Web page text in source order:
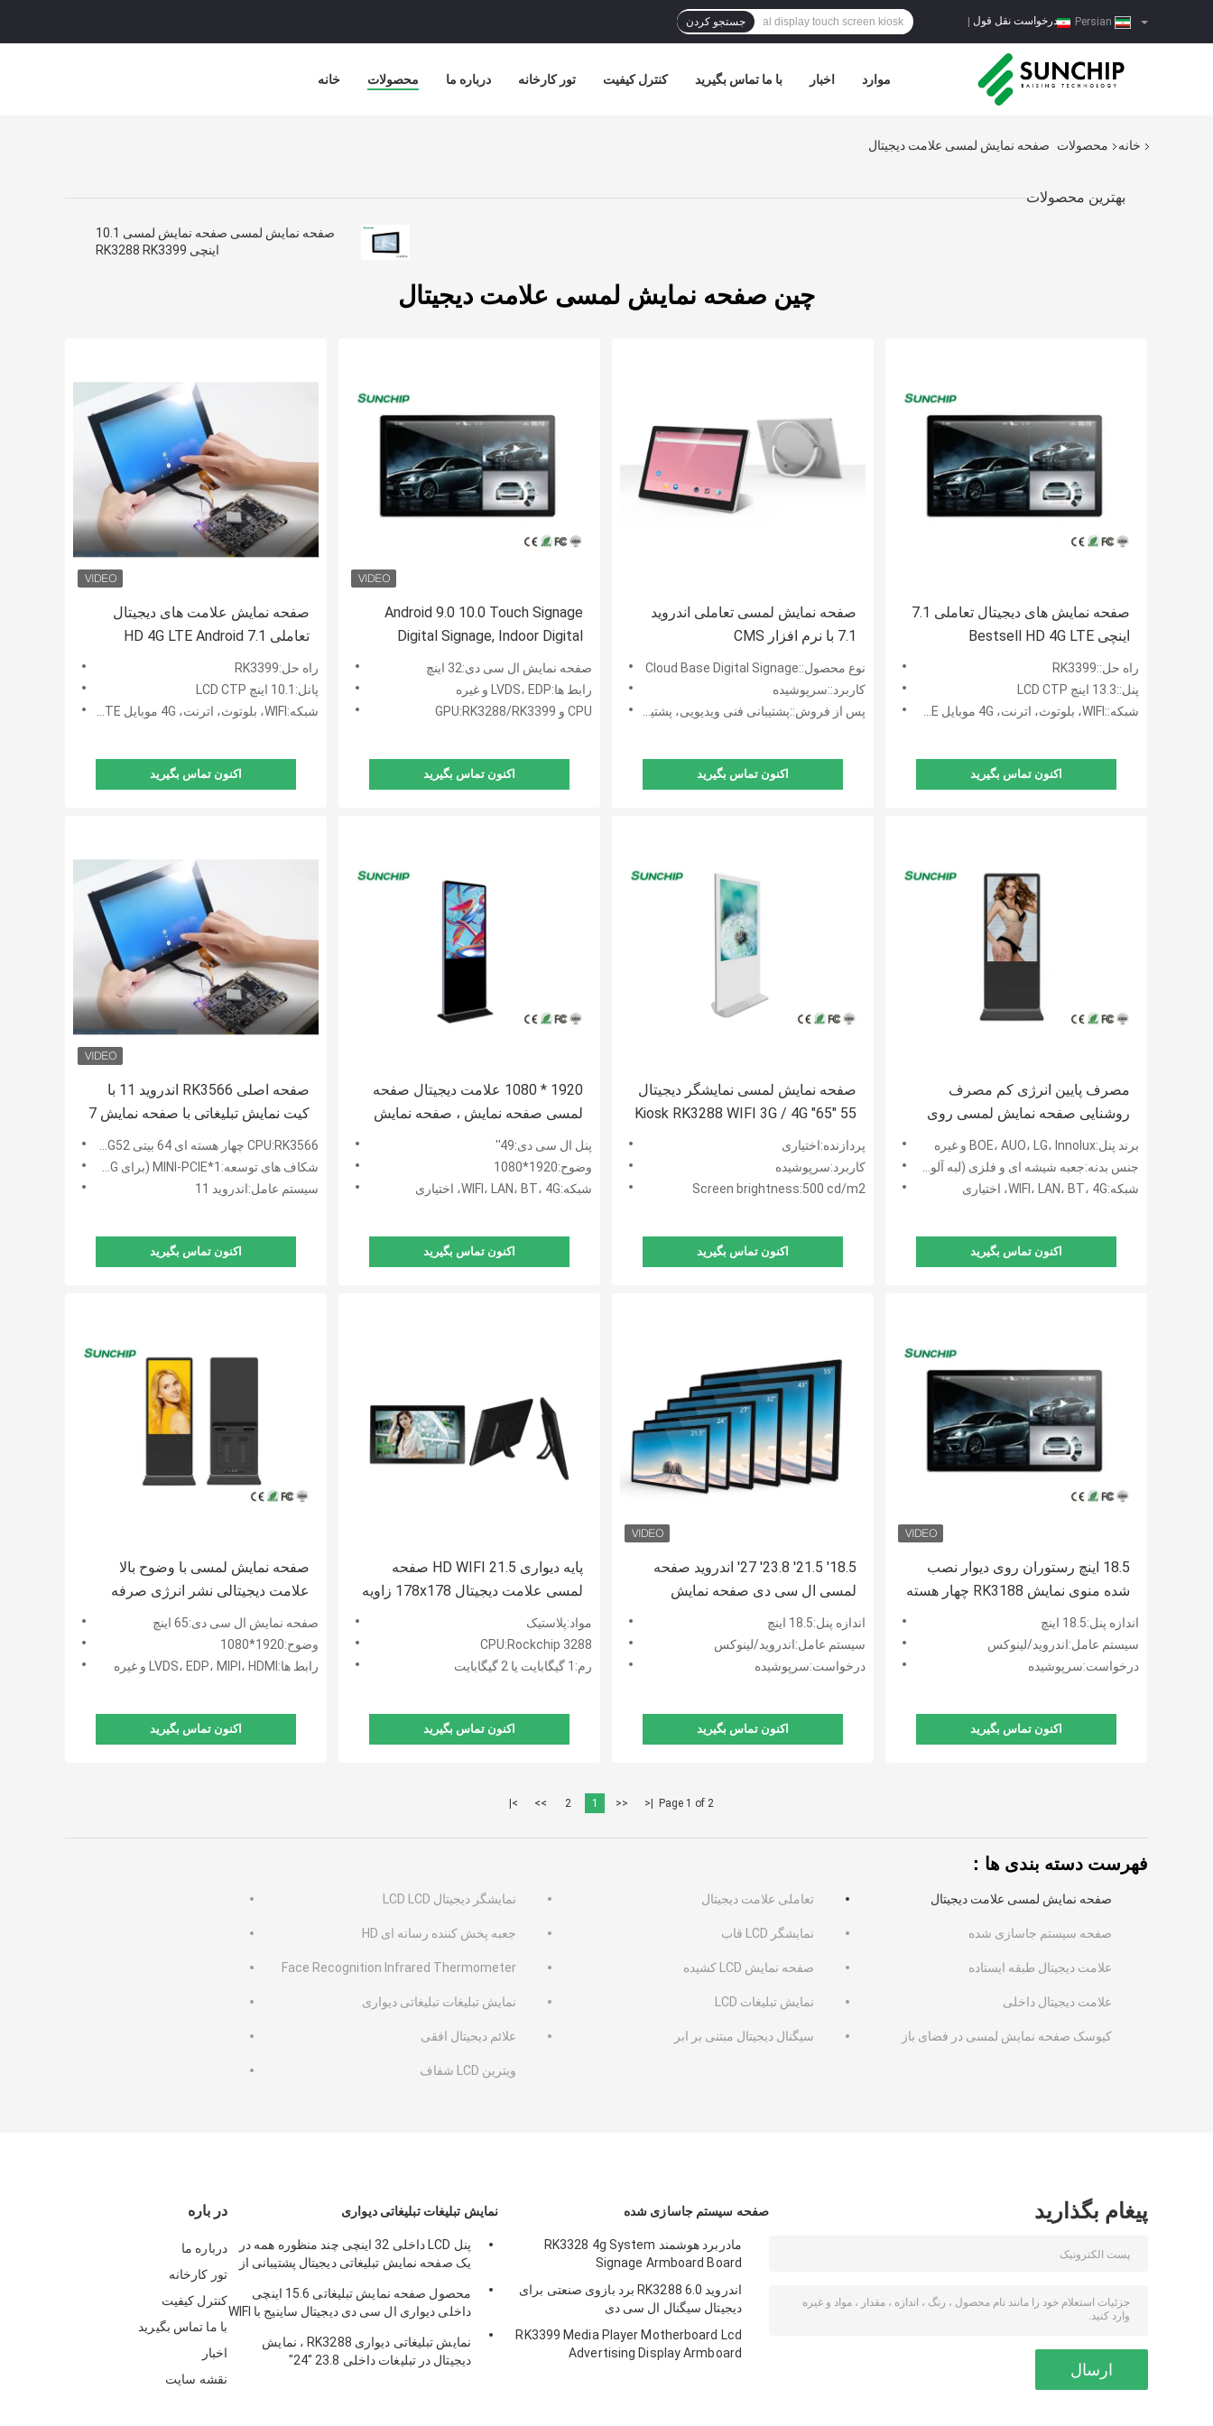
درخواست نقل قول جستجو کردن
خانه محصولات درباره ما تور کارخانه کنترل کیفیت با ما تماس بگیرید اخبار موارد
خانه محصولات صفحه نمایش لمسی علامت دیجیتال
بهترین محصولات
صفحه نمایش لمسی صفحه نمایش لمسی 10.1
اینچی RK3288 RK3399
چین صفحه نمایش لمسی علامت دیجیتال
صفحه نمایش علامت های دیجیتال
تعاملی HD 4G LTE Android 7.1
راه حل:RK3399
پانل:10.1 اینچ LCD CTP
شبکه:WIFI، بلوتوث، اترنت، 4G موبایل LTE، اختیاری
اکنون تماس بگیرید
Android 9.0 10.0 Touch Signage
Digital Signage, Indoor Digital
Signage Displays
صفحه نمایش ال سی دی:32 اینچ
رابط ها:LVDS، EDP و غیره
CPU و GPU:RK3288/RK3399
اکنون تماس بگیرید
صفحه نمایش لمسی تعاملی اندروید
7.1 با نرم افزار CMS
نوع محصول::Cloud Base Digital Signage
کاربرد::سرپوشیده
پس از فروش::پشتیبانی فنی ویدیویی، پشتیبانی آنلاین
اکنون تماس بگیرید
صفحه نمایش های دیجیتال تعاملی 7.1
اینچی Bestsell HD 4G LTE
راه حل::RK3399
پنل::13.3 اینچ LCD CTP
شبکه::WIFI، بلوتوث، اترنت، 4G موبایل LTE، اختیاری
اکنون تماس بگیرید
صفحه اصلی RK3566 اندروید 11 با
کیت نمایش تبلیغاتی با صفحه نمایش 7
اینچی MIPI LCD
CPU:RK3566 چهار هسته ای 64 بیتی Cortex-A55 GPU Mali-G52
شکاف های توسعه:1*MINI-PCIE (برای 4G)، 1*سیم کارت، 1* کارت TF
سیستم عامل:اندروید 11
اکنون تماس بگیرید
1920 * 1080 علامت دیجیتال صفحه
لمسی صفحه نمایش ، صفحه نمایش
دیجیتال ایستاده از طبقه 49 "
پنل ال سی دی:49''
وضوح:1920*1080
شبکه:WIFI، LAN، BT، 4G، اختیاری
اکنون تماس بگیرید
صفحه نمایش لمسی نمایشگر دیجیتال
55 "65" Kiosk RK3288 WIFI 3G / 4G
با مسکن فلزی
پردازنده:اختیاری
کاربرد:سرپوشیده
Screen brightness:500 cd/m2
اکنون تماس بگیرید
مصرف پایین انرژی کم مصرف
روشنایی صفحه نمایش لمسی روی
صفحه نمایش LCD Totem
برند پنل:BOE، AUO، LG، Innolux و غیره
جنس بدنه:جعبه شیشه ای و فلزی (لبه آلومینیومی)
شبکه:WIFI، LAN، BT، 4G، اختیاری
اکنون تماس بگیرید
صفحه نمایش لمسی با وضوح بالا
علامت دیجیتالی نشر انرژی صرفه
جویی در زاویه دید گسترده
صفحه نمایش ال سی دی:65 اینچ
وضوح:1920*1080
رابط ها:LVDS، EDP، MIPI، HDMI و غیره
اکنون تماس بگیرید
پایه دیواری HD WIFI 21.5 صفحه
لمسی علامت دیجیتال 178x178 زاویه
دید نسبت کنتراست بالا
مواد:پلاستیک
CPU:Rockchip 3288
رم:1 گیگابایت یا 2 گیگابایت
اکنون تماس بگیرید
18.5' 21.5' 23.8' 27' اندروید صفحه
لمسی ال سی دی صفحه نمایش
دیجیتال شبکه سیگنالینگ تبلیغات
کیوسک پشتیبانی وای فای 4G LAN
اندازه پنل:18.5 اینچ
سیستم عامل:اندروید/لینوکس
درخواست:سرپوشیده
اکنون تماس بگیرید
18.5 اینچ رستوران روی دیوار نصب
شده منوی نمایش RK3188 چهار هسته
صفحه لمسی
اندازه پنل:18.5 اینچ
سیستم عامل:اندروید/لینوکس
درخواست:سرپوشیده
اکنون تماس بگیرید
Page 1 of 2
|<
<<
1
2
>>
>|
فهرست دسته بندی ها：
نمایشگر دیجیتال LCD LCD تعاملی علامت دیجیتال صفحه نمایش لمسی علامت دیجیتال
جعبه پخش کننده رسانه ای HD نمایشگر LCD قاب صفحه سیستم جاسازی شده
Face Recognition Infrared Thermometer صفحه نمایش LCD کشیده علامت دیجیتال طبقه ایستاده
نمایش تبلیغات تبلیغاتی دیواری نمایش تبلیغات LCD علامت دیجیتال داخلی
علائم دیجیتال افقی سیگنال دیجیتال مبتنی بر ابر کیوسک صفحه نمایش لمسی در فضای باز
ویترین LCD شفاف
در باره
درباره ما
تور کارخانه
کنترل کیفیت
با ما تماس بگیرید
اخبار
نقشه سایت
نمایش تبلیغات تبلیغاتی دیواری
پنل LCD داخلی 32 اینچی چند منظوره همه در
یک صفحه نمایش تبلیغاتی دیجیتال پشتیبانی از
محصول صفحه نمایش تبلیغاتی 15.6 اینچی
داخلی دیواری ال سی دی دیجیتال ساینیج با WIFI
نمایش تبلیغاتی دیواری RK3288 ، نمایش
دیجیتال در تبلیغات داخلی 23.8 "24"
صفحه سیستم جاسازی شده
مادربرد هوشمند RK3328 4g System
Signage Armboard Board
اندروید 6.0 RK3288 برد بازوی صنعتی برای
دیجیتال سیگنال ال سی دی
RK3399 Media Player Motherboard Lcd
Advertising Display Armboard
پیغام بگذارید